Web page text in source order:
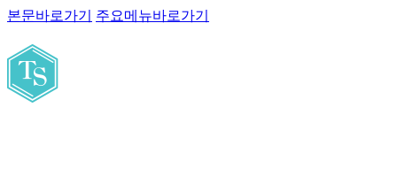
본문바로가기 주요메뉴바로가기